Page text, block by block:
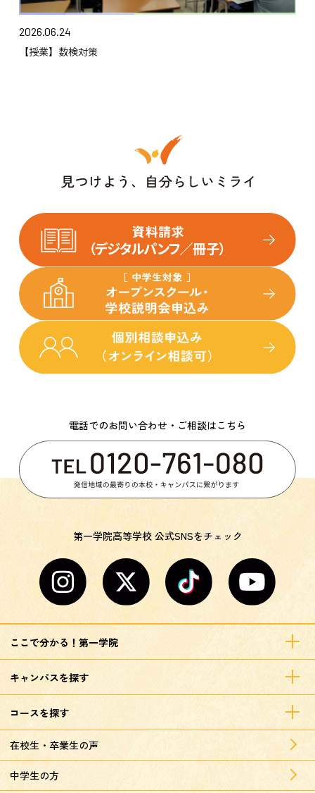
2026.06.24
【授業】数検対策
電話でのお問い合わせ・ご相談はこちら
第一学院高等学校 公式SNSをチェック
ここで分かる！第一学院
キャンパスを探す
コースを探す
在校生・卒業生の声
中学生の方